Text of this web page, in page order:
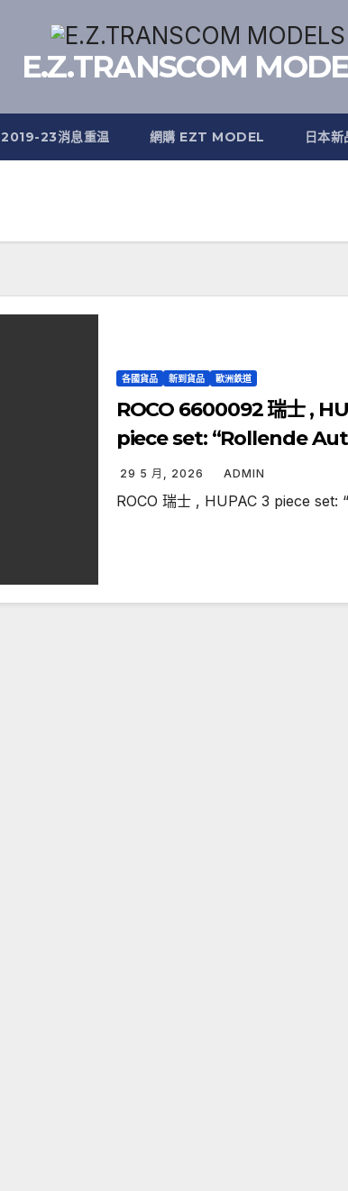
E.Z.TRANSCOM
2019-23消息重温 網購 EZT MODEL 日本
各國貨品 新到貨品 歐洲鉄道
ROCO 6600092 瑞士 ,
piece set: “Rollende
29 5 月, 2026 ADMIN
ROCO 瑞士 , HUPAC 3 piece set: